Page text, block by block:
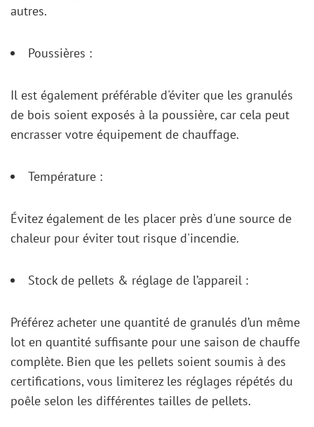
autres.
Poussières :
Il est également préférable d'éviter que les granulés
de bois soient exposés à la poussière, car cela peut
encrasser votre équipement de chauffage.
Température :
Évitez également de les placer près d'une source de
chaleur pour éviter tout risque d'incendie.
Stock de pellets & réglage de l’appareil :
Préférez acheter une quantité de granulés d’un même
lot en quantité suffisante pour une saison de chauffe
complète. Bien que les pellets soient soumis à des
certifications, vous limiterez les réglages répétés du
poêle selon les différentes tailles de pellets.